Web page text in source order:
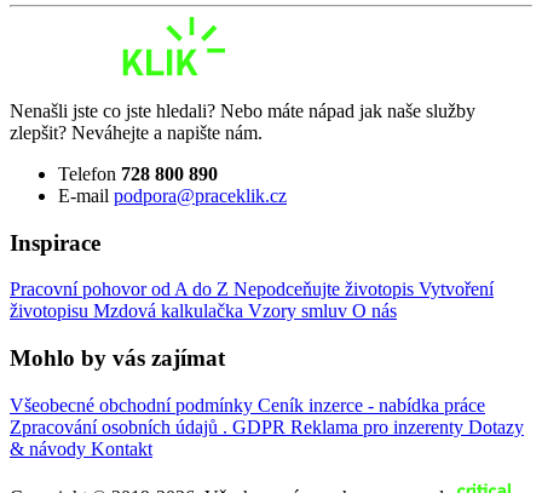
Nenašli jste co jste hledali? Nebo máte nápad jak naše služby
zlepšit? Neváhejte a napište nám.
Telefon 728 800 890
E-mail podpora@praceklik.cz
Inspirace
Pracovní pohovor od A do Z Nepodceňujte životopis Vytvoření
životopisu Mzdová kalkulačka Vzory smluv O nás
Mohlo by vás zajímat
Všeobecné obchodní podmínky Ceník inzerce - nabídka práce
Zpracování osobních údajů . GDPR Reklama pro inzerenty Dotazy
& návody Kontakt